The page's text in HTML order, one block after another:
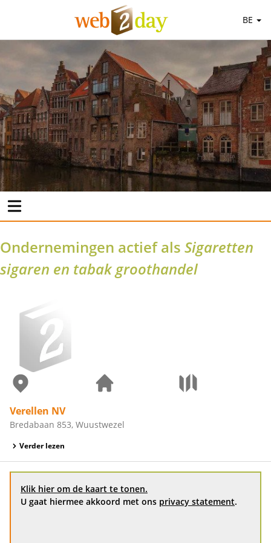
BE
Ondernemingen actief als Sigaretten
sigaren en tabak groothandel
Verellen NV
Bredabaan 853, Wuustwezel
Verder lezen
Klik hier om de kaart te tonen.
U gaat hiermee akkoord met ons privacy statement.